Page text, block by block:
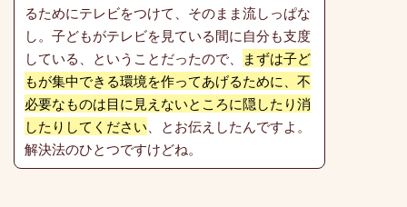
るためにテレビをつけて、そのまま流しっぱな
し。子どもがテレビを見ている間に自分も支度
している、ということだったので、
まずは子ど
もが集中できる環境を作ってあげるために、不
必要なものは目に見えないところに隠したり消
したりしてください、とお伝えしたんですよ。
解決法のひとつですけどね。